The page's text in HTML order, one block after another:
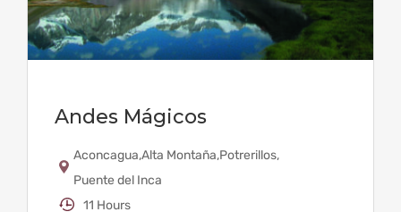
Andes Mágicos
Aconcagua,Alta Montaña,Potrerillos,
Puente del Inca
11 Hours